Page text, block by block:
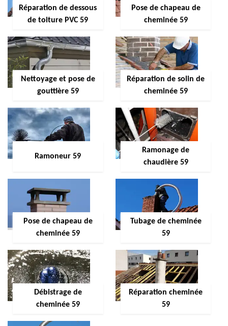
Réparation de dessous
de toiture PVC 59
Pose de chapeau de
cheminée 59
Nettoyage et pose de
gouttière 59
Réparation de solin de
cheminée 59
Ramoneur 59
Ramonage de
chaudière 59
Pose de chapeau de
cheminée 59
Tubage de cheminée
59
Débistrage de
cheminée 59
Réparation cheminée
59